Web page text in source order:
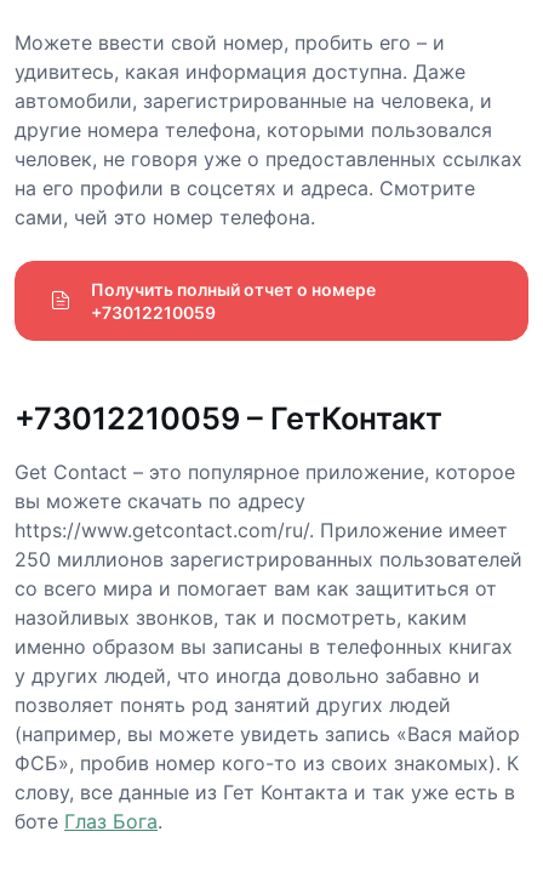
Можете ввести свой номер, пробить его – и
удивитесь, какая информация доступна. Даже
автомобили, зарегистрированные на человека, и
другие номера телефона, которыми пользовался
человек, не говоря уже о предоставленных ссылках
на его профили в соцсетях и адреса. Смотрите
сами, чей это номер телефона.
Получить полный отчет о номере
+73012210059
+73012210059 – ГетКонтакт
Get Contact – это популярное приложение, которое
вы можете скачать по адресу
https://www.getcontact.com/ru/. Приложение имеет
250 миллионов зарегистрированных пользователей
со всего мира и помогает вам как защититься от
назойливых звонков, так и посмотреть, каким
именно образом вы записаны в телефонных книгах
у других людей, что иногда довольно забавно и
позволяет понять род занятий других людей
(например, вы можете увидеть запись «Вася майор
ФСБ», пробив номер кого-то из своих знакомых). К
слову, все данные из Гет Контакта и так уже есть в
боте Глаз Бога.